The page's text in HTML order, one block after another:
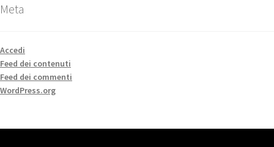
Meta
Accedi
Feed dei contenuti
Feed dei commenti
WordPress.org